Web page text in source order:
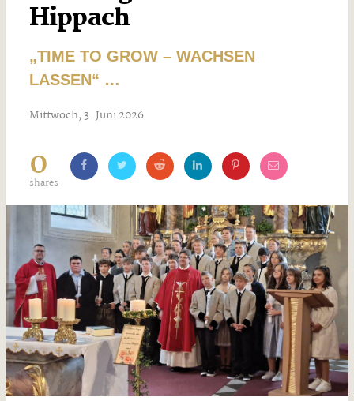
Hippach
„TIME TO GROW – WACHSEN
LASSEN“ …
Mittwoch, 3. Juni 2026
0
shares